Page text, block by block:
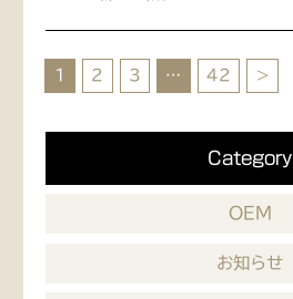
1 2 3 … 42 >
Category
OEM
お知らせ